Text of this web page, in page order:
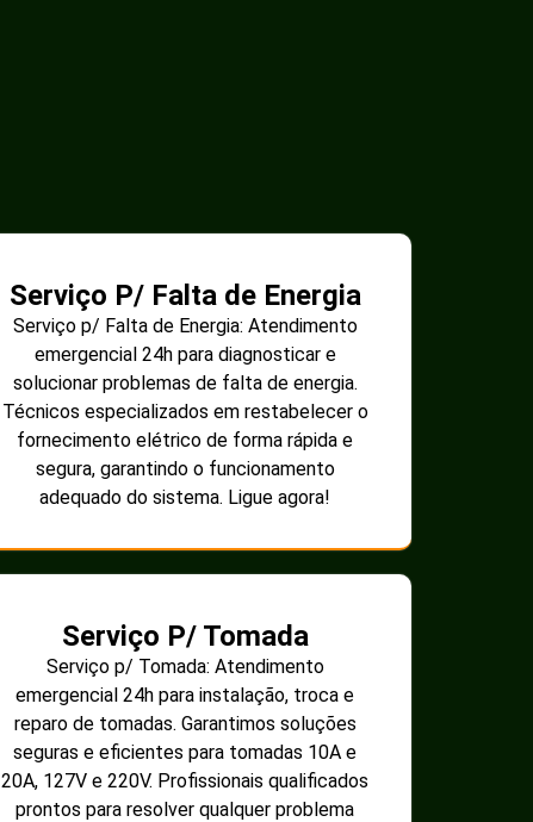
Serviço P/ Falta de Energia
Serviço p/ Falta de Energia: Atendimento
emergencial 24h para diagnosticar e
solucionar problemas de falta de energia.
Técnicos especializados em restabelecer o
fornecimento elétrico de forma rápida e
segura, garantindo o funcionamento
adequado do sistema. Ligue agora!
Serviço P/ Tomada
Serviço p/ Tomada: Atendimento
emergencial 24h para instalação, troca e
reparo de tomadas. Garantimos soluções
seguras e eficientes para tomadas 10A e
20A, 127V e 220V. Profissionais qualificados
prontos para resolver qualquer problema